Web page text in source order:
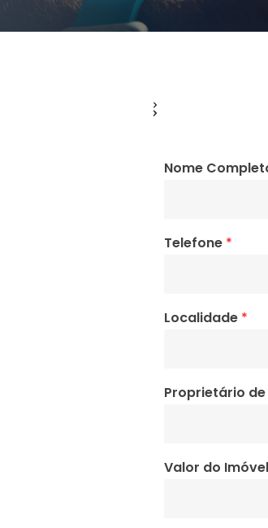
Nome
Telefone *
Localidade *
Proprietário
Valor do Imóvel